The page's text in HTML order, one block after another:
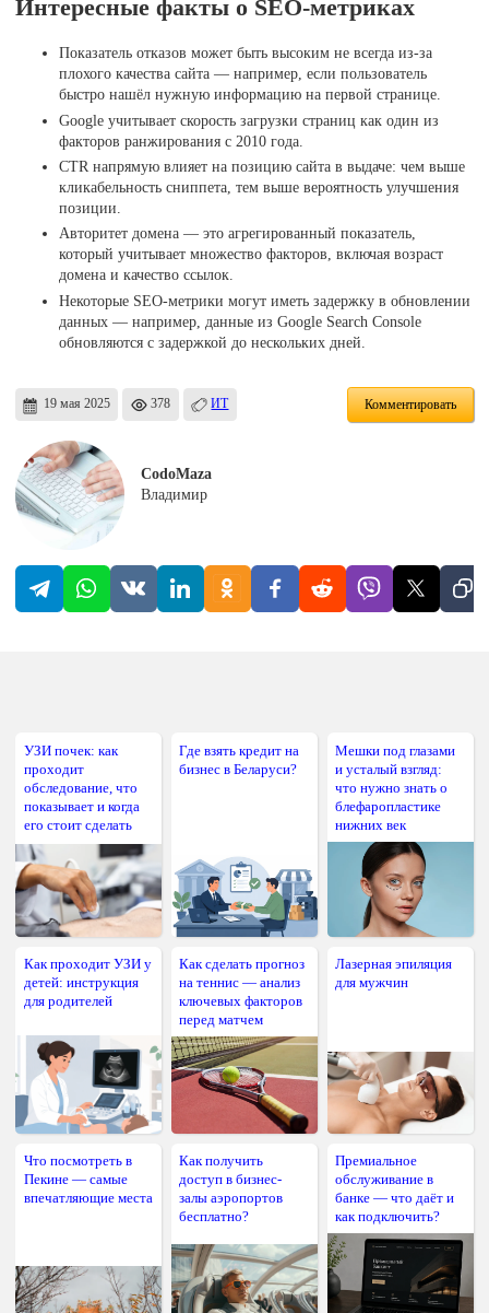
Интересные факты о SEO-метриках
Показатель отказов может быть высоким не всегда из-за
плохого качества сайта — например, если пользователь
быстро нашёл нужную информацию на первой странице.
Google учитывает скорость загрузки страниц как один из
факторов ранжирования с 2010 года.
CTR напрямую влияет на позицию сайта в выдаче: чем выше
кликабельность сниппета, тем выше вероятность улучшения
позиции.
Авторитет домена — это агрегированный показатель,
который учитывает множество факторов, включая возраст
домена и качество ссылок.
Некоторые SEO-метрики могут иметь задержку в обновлении
данных — например, данные из Google Search Console
обновляются с задержкой до нескольких дней.
19 мая 2025 378 ИТ Комментировать
CodoMaza
Владимир
УЗИ почек: как
проходит
обследование, что
показывает и когда
его стоит сделать
Где взять кредит на
бизнес в Беларуси?
Мешки под глазами
и усталый взгляд:
что нужно знать о
блефаропластике
нижних век
Как проходит УЗИ у
детей: инструкция
для родителей
Как сделать прогноз
на теннис — анализ
ключевых факторов
перед матчем
Лазерная эпиляция
для мужчин
Что посмотреть в
Пекине — самые
впечатляющие места
Как получить
доступ в бизнес-
залы аэропортов
бесплатно?
Премиальное
обслуживание в
банке — что даёт и
как подключить?